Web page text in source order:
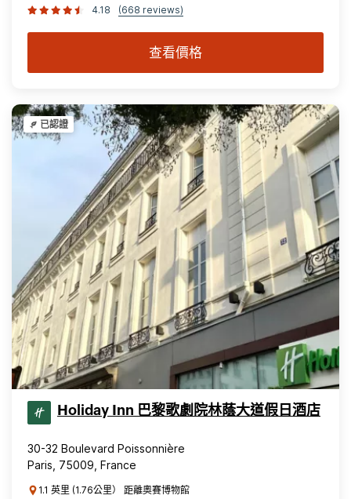
4.18
(668 reviews)
查看價格
已認證
Holiday Inn 巴黎歌劇院林蔭大道假日酒店
30-32 Boulevard Poissonnière
Paris, 75009, France
1.1 英里 (1.76公里） 距離奧賽博物館